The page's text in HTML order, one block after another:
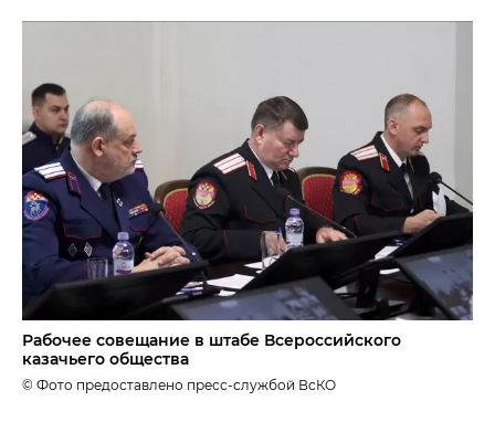
Рабочее совещание в штабе Всероссийского
казачьего общества
© Фото предоставлено пресс-службой ВсКО